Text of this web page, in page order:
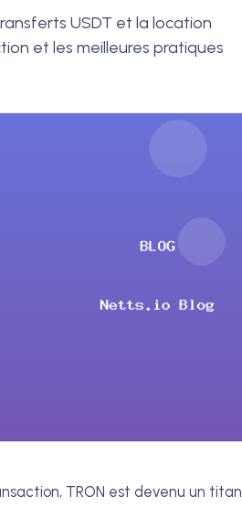
USDT et la location
et les meilleures pratiques
TRON est devenu un titan